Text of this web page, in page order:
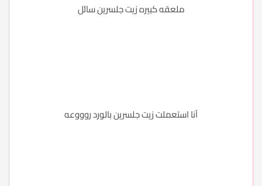
ملعقه كبيره زيت جلسرين سائل
آنا استعملت زيت جلسرين بالورد روووعه